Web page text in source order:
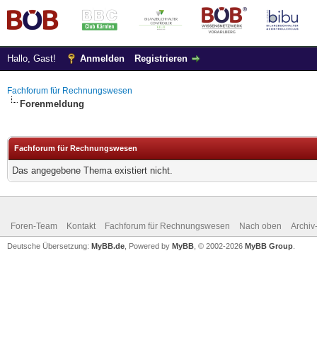
Hallo, Gast! Anmelden Registrieren
Fachforum für Rechnungswesen
Forenmeldung
Fachforum für Rechnungswesen
Das angegebene Thema existiert nicht.
Foren-Team Kontakt Fachforum für Rechnungswesen Nach oben
Deutsche Übersetzung: MyBB.de , Powered by MyBB , © 2002-2026 MyBB Group